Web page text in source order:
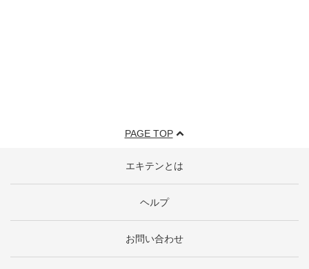
PAGE TOP
エキテンとは
ヘルプ
お問い合わせ